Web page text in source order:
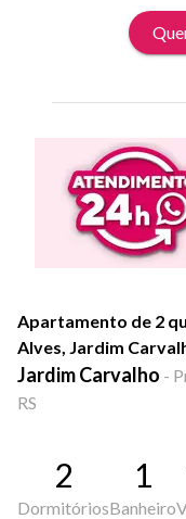
Apartamento de 2
Alves, Jardim
Jardim Carvalho -
RS
2
Dormitórios
1
Banheiro